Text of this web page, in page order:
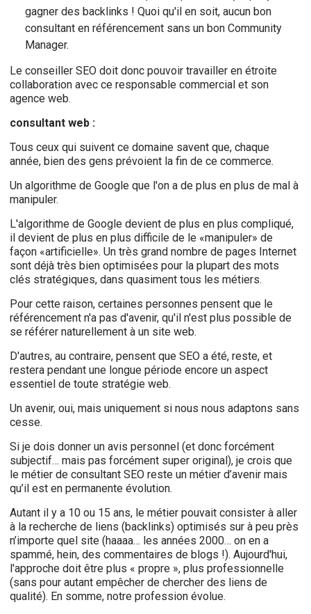
gagner des backlinks ! Quoi qu'il en soit, aucun bon
consultant en référencement sans un bon Community
Manager.
Le conseiller SEO doit donc pouvoir travailler en étroite
collaboration avec ce responsable commercial et son
agence web.
consultant web :
Tous ceux qui suivent ce domaine savent que, chaque
année, bien des gens prévoient la fin de ce commerce.
Un algorithme de Google que l'on a de plus en plus de mal à
manipuler.
L'algorithme de Google devient de plus en plus compliqué,
il devient de plus en plus difficile de le «manipuler» de
façon «artificielle». Un très grand nombre de pages Internet
sont déjà très bien optimisées pour la plupart des mots
clés stratégiques, dans quasiment tous les métiers.
Pour cette raison, certaines personnes pensent que le
référencement n'a pas d'avenir, qu'il n'est plus possible de
se référer naturellement à un site web.
D'autres, au contraire, pensent que SEO a été, reste, et
restera pendant une longue période encore un aspect
essentiel de toute stratégie web.
Un avenir, oui, mais uniquement si nous nous adaptons sans
cesse.
Si je dois donner un avis personnel (et donc forcément
subjectif… mais pas forcément super original), je crois que
le métier de consultant SEO reste un métier d’avenir mais
qu’il est en permanente évolution.
Autant il y a 10 ou 15 ans, le métier pouvait consister à aller
à la recherche de liens (backlinks) optimisés sur à peu près
n’importe quel site (haaaa… les années 2000… on en a
spammé, hein, des commentaires de blogs !). Aujourd'hui,
l'approche doit être plus « propre », plus professionnelle
(sans pour autant empêcher de chercher des liens de
qualité). En somme, notre profession évolue.